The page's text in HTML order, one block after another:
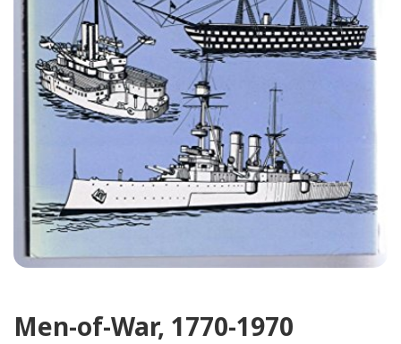
Men-of-War, 1770-1970